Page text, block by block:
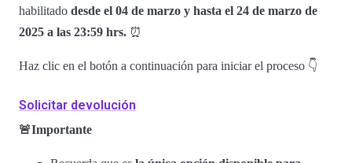
habilitado desde el 04 de marzo y hasta el 24 de marzo de
2025 a las 23:59 hrs. ⏰
Haz clic en el botón a continuación para iniciar el proceso 👇
Solicitar devolución
🚨Importante